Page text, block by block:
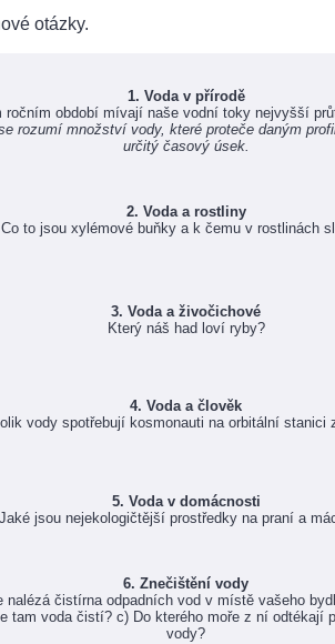
otázky.
1. Voda v přírodě
ročním období mívají naše vodní toky nejvyšší
rozumí množství vody, které proteče daným
určitý časový úsek.
2. Voda a rostliny
Co to jsou xylémové buňky a k čemu v rostlinách
3. Voda a živočichové
Který náš had loví ryby?
4. Voda a člověk
vody spotřebují kosmonauti na orbitální stanici
5. Voda v domácnosti
Jaké jsou nejekologičtější prostředky na praní a
6. Znečištění vody
nalézá čistírna odpadních vod v místě vašeho
tam voda čistí? c) Do kterého moře z ní odtékají
vody?